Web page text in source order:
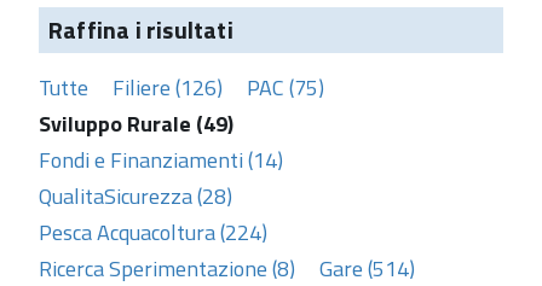
Raffina i risultati
Tutte Filiere (126)
PAC (75)
Sviluppo Rurale (49)
Fondi e Finanziamenti (14)
QualitaSicurezza (28)
Pesca Acquacoltura (224)
Ricerca Sperimentazione (8)
Gare (514)